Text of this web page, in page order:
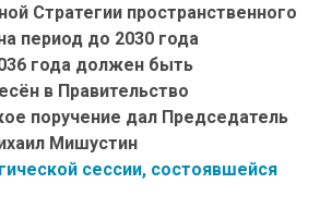
Стратегии пространственного
период до 2030 года
года должен быть
в Правительство
поручение дал Председатель
Мишустин
сессии, состоявшейся